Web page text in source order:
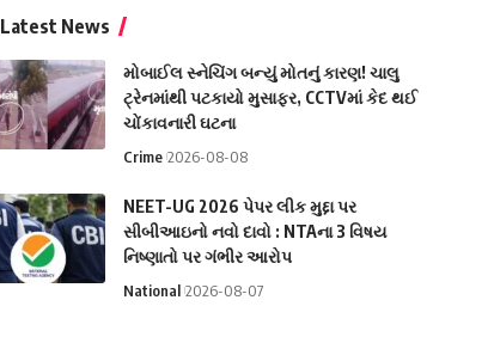
Latest News
મોબાઈલ સ્નેચિંગ બન્યું મોતનું કારણ! ચાલુ
ટ્રેનમાંથી પટકાયો મુસાફર, CCTVમાં કેદ થઈ
ચોંકાવનારી ઘટના
Crime 2026-08-08
NEET-UG 2026 પેપર લીક મુદ્દા પર
સીબીઆઇનો નવો દાવો : NTAના 3 વિષય
નિષ્ણાતો પર ગંભીર આરોપ
National 2026-08-07